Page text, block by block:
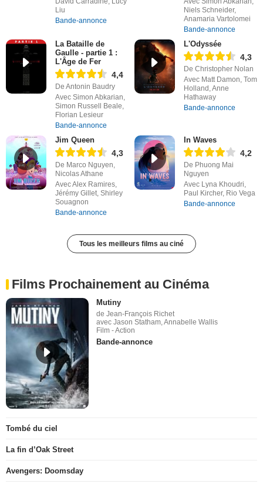
Liu
Bande-annonce
Niels Schneider,
Anamaria Vartolomei
Bande-annonce
La Bataille de
Gaulle - partie 1 :
L'Âge de Fer
4,4
De Antonin Baudry
Avec Simon Abkarian,
Simon Russell Beale,
Florian Lesieur
Bande-annonce
L'Odyssée
4,3
De Christopher Nolan
Avec Matt Damon, Tom
Holland, Anne
Hathaway
Bande-annonce
Jim Queen
4,3
De Marco Nguyen,
Nicolas Athane
Avec Alex Ramires,
Jérémy Gillet, Shirley
Souagnon
Bande-annonce
In Waves
4,2
De Phuong Mai
Nguyen
Avec Lyna Khoudri,
Paul Kircher, Rio Vega
Bande-annonce
Tous les meilleurs films au ciné
Films Prochainement au Cinéma
Mutiny
de Jean-François Richet
avec Jason Statham, Annabelle Wallis
Film - Action
Bande-annonce
Tombé du ciel
La fin d’Oak Street
Avengers: Doomsday